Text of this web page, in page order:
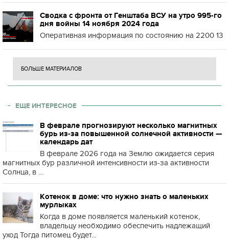
Сводка с фронта от Генштаба ВСУ на утро 995-го
дня войны 14 ноября 2024 года
Оперативная информация по состоянию на 2200 13
БОЛЬШЕ МАТЕРИАЛОВ
ЕЩЕ ИНТЕРЕСНОЕ
В феврале прогнозируют несколько магнитных
бурь из-за повышенной солнечной активности —
календарь дат
В феврале 2026 года на Землю ожидается серия
магнитных бур различной интенсивности из-за активности
Солнца, в ...
Котенок в доме: что нужно знать о маленьких
мурлыках
Когда в доме появляется маленький котенок,
владельцу необходимо обеспечить надлежащий
уход Тогда питомец будет...